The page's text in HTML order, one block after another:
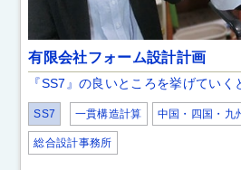
有限会社フォーム設計計画
『SS7』の良いところを挙げてい
SS7 一貫構造計算 中国・四国・九
総合設計事務所